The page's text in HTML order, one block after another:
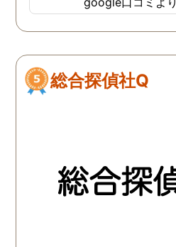
総合探偵社Q